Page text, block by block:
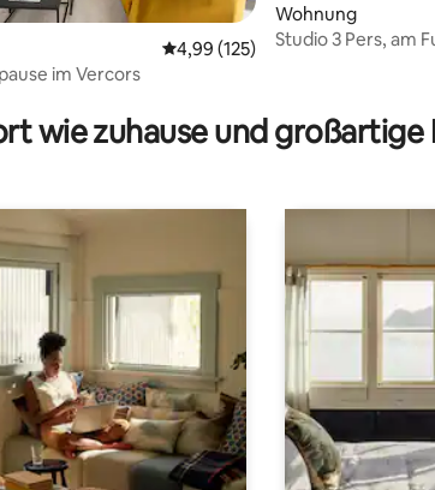
4,92 von 5, 52 Bewertungen
Durchschnittliche Bewertung:
4,99 (125)
im Vercors
Wohnung
Studio 3 Pers, am
wie zuhause und großartige